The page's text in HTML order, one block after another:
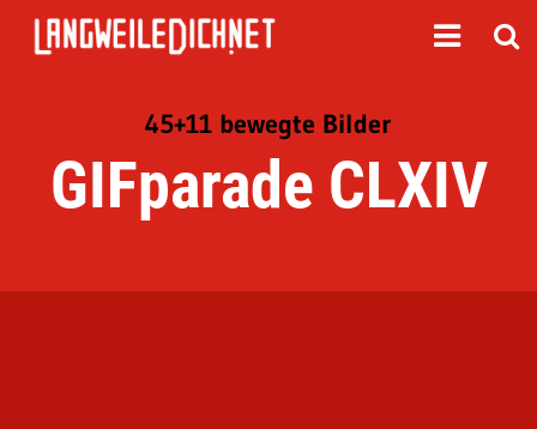
45+11 bewegte Bilder
GIFparade CLXIV